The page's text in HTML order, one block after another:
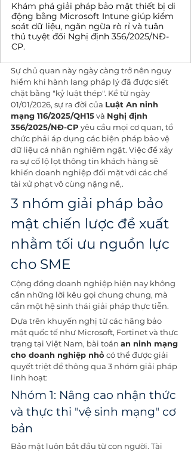
Khám phá giải pháp bảo mật thiết bị di
động bằng Microsoft Intune giúp kiểm
soát dữ liệu, ngăn ngừa rò rỉ và tuân
thủ tuyệt đối Nghị định 356/2025/NĐ-
CP.
Sự chủ quan này ngày càng trở nên nguy
hiểm khi hành lang pháp lý đã được siết
chặt bằng "kỷ luật thép". Kể từ ngày
01/01/2026, sự ra đời của Luật An ninh
mạng 116/2025/QH15 và Nghị định
356/2025/NĐ-CP yêu cầu mọi cơ quan, tổ
chức phải áp dụng các biện pháp bảo vệ
dữ liệu cá nhân nghiêm ngặt. Việc để xảy
ra sự cố lộ lọt thông tin khách hàng sẽ
khiến doanh nghiệp đối mặt với các chế
tài xử phạt vô cùng nặng nề,.
3 nhóm giải pháp bảo
mật chiến lược đề xuất
nhằm tối ưu nguồn lực
cho SME
Cộng đồng doanh nghiệp hiện nay không
cần những lời kêu gọi chung chung, mà
cần một hệ sinh thái giải pháp thực tiễn.
Dựa trên khuyến nghị từ các hãng bảo
mật quốc tế như Microsoft, Fortinet và thực
trạng tại Việt Nam, bài toán an ninh mạng
cho doanh nghiệp nhỏ có thể được giải
quyết triệt để thông qua 3 nhóm giải pháp
linh hoạt:
Nhóm 1: Nâng cao nhận thức
và thực thi "vệ sinh mạng" cơ
bản
Bảo mật luôn bắt đầu từ con người. Tài